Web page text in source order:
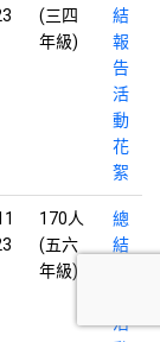
(三四
年級)
結
報
告
活
動
花
絮
170人
(五六
年級)
總
結
活